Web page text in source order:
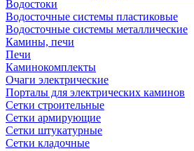
Водостоки
Водосточные системы пластиковые
Водосточные системы металлические
Камины, печи
Печи
Каминокомплекты
Очаги электрические
Порталы для электрических каминов
Сетки строительные
Сетки армирующие
Сетки штукатурные
Сетки кладочные